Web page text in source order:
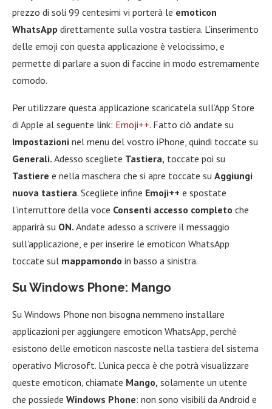
prezzo di soli 99 centesimi vi porterà le emoticon
WhatsApp direttamente sulla vostra tastiera. L’inserimento
delle emoji con questa applicazione è velocissimo, e
permette di parlare a suon di faccine in modo estremamente
comodo.
Per utilizzare questa applicazione scaricatela sull’App Store
di Apple al seguente link: Emoji++. Fatto ciò andate su
Impostazioni nel menu del vostro iPhone, quindi toccate su
Generali. Adesso scegliete Tastiera, toccate poi su
Tastiere e nella maschera che si apre toccate su Aggiungi
nuova tastiera. Scegliete infine Emoji++ e spostate
l’interruttore della voce Consenti accesso completo che
apparirà su ON. Andate adesso a scrivere il messaggio
sull’applicazione, e per inserire le emoticon WhatsApp
toccate sul mappamondo in basso a sinistra.
Su Windows Phone: Mango
Su Windows Phone non bisogna nemmeno installare
applicazioni per aggiungere emoticon WhatsApp, perchè
esistono delle emoticon nascoste nella tastiera del sistema
operativo Microsoft. L’unica pecca è che potrà visualizzare
queste emoticon, chiamate Mango, solamente un utente
che possiede Windows Phone: non sono visibili da Android e